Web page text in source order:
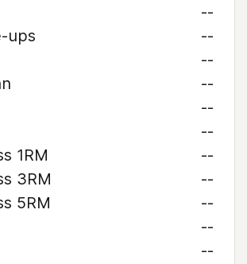
--
ups
--
--
--
--
--
1RM
--
3RM
--
5RM
--
--
--